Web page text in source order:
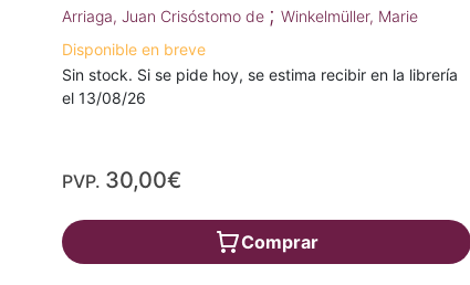
Arriaga, Juan Crisóstomo de ; Winkelmüller, Marie
Disponible en breve
Sin stock. Si se pide hoy, se estima recibir en la librería
el 13/08/26
PVP. 30,00€
Comprar